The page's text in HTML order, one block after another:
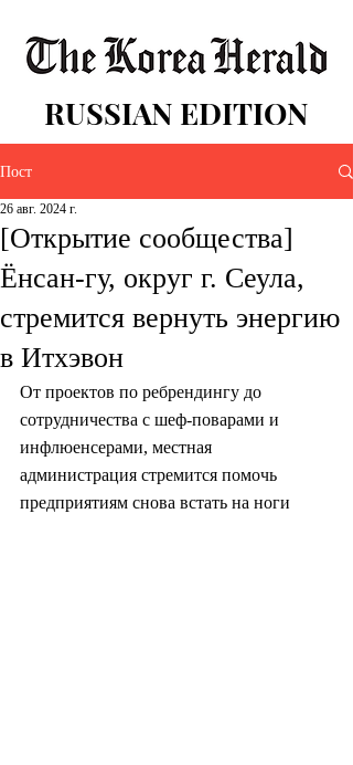
RUSSIAN EDITION
Пост
[Открытие сообщества]
Ёнсан-гу, округ г. Сеула,
стремится вернуть энергию
в Итхэвон
26 авг. 2024 г.
От проектов по ребрендингу до
сотрудничества с шеф-поварами и
инфлюенсерами, местная
администрация стремится помочь
предприятиям снова встать на ноги